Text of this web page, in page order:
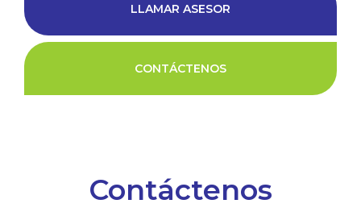
LLAMAR ASESOR
CONTÁCTENOS
Contáctenos